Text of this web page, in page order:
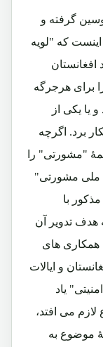
گرفته و
که "لویه
جدید افغانستان
برای هرجرگه
یا یکی از
برد. اگرچه
"مشورتی" را
ملی مشورتی"
با
هدف تدویر آن
همکاری های
و ایالات
یاد
می افتد،
موضوع به